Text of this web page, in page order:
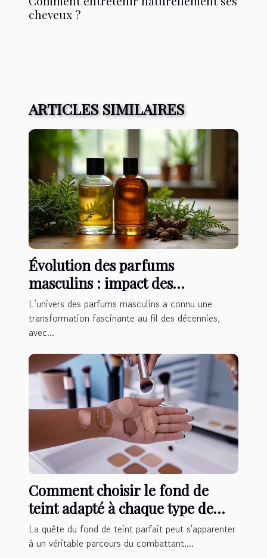
cheveux ?
ARTICLES SIMILAIRES
Évolution des parfums
masculins : impact des
fragrances fougères
aromatiques
L’univers des parfums masculins a connu une
transformation fascinante au fil des décennies,
avec...
Comment choisir le fond de
teint adapté à chaque type de
peau
La quête du fond de teint parfait peut s'apparenter
à un véritable parcours du combattant....